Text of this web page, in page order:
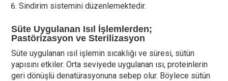
Sindirim sistemini düzenlemektedir.
Süte Uygulanan Isıl İşlemlerden;
Pastörizasyon ve Sterilizasyon
Süte uygulanan ısıl işlemin sıcaklığı ve süresi, sütün
yapısını etkiler. Orta seviyede uygulanan ısı, proteinlerin
geri dönüşlü denatürasyonuna sebep olur. Böylece sütün